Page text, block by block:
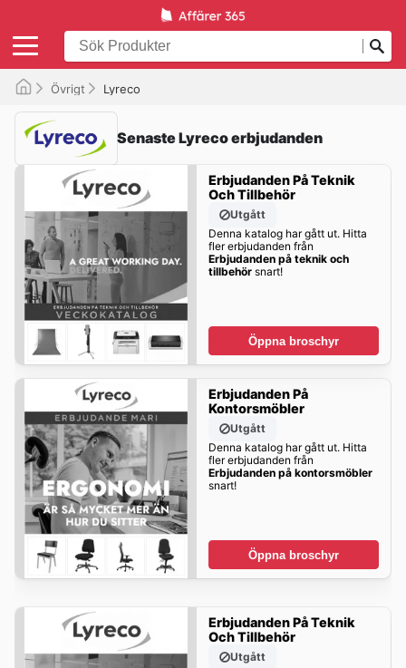
Övrigt Lyreco
Senaste Lyreco erbjudanden
Erbjudanden På Teknik
Och Tillbehör
Utgått
Denna katalog har gått ut. Hitta
fler erbjudanden från
Erbjudanden på teknik och
tillbehörsnart!
Öppna broschyr
Erbjudanden På
Kontorsmöbler
Utgått
Denna katalog har gått ut. Hitta
fler erbjudanden från
Erbjudanden på kontorsmöbler
snart!
Öppna broschyr
Erbjudanden På Teknik
Och Tillbehör
Utgått